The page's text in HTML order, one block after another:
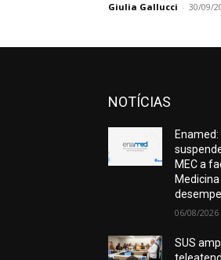
Giulia Gallucci - 30/09/
NOTÍCIAS
MEC a
06/08/2026
SUS